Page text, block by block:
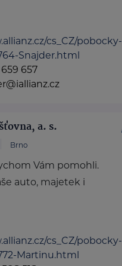
cs_CZ/pobocky-
Snajder.html
657
a. s.
Brno
Vám pomohli.
auto, majetek i
cs_CZ/pobocky-
Martinu.html